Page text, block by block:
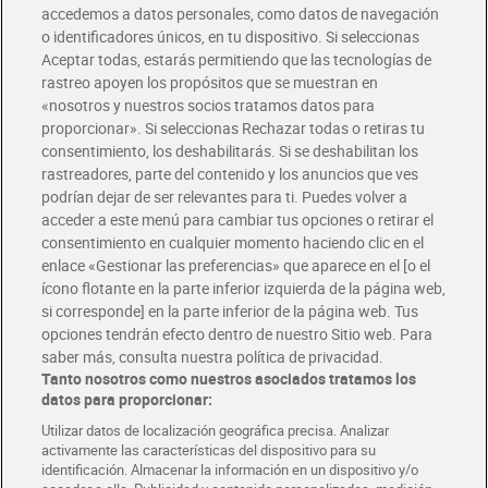
Envío gratis por compras superiores a 100€
Envío estandar por 4,99€
Glovo y Uber Eats
Solicita tu factura de Glovo o Uber Eats
Únete al CLUB Dia
Disfruta las ventajas y ofertas exclusivas.
Descárgate la APP Dia
Folletos y Tiendas
Descubre las mejores ofertas y busca tu tienda más cercana
Tarjeta MaX Dia
Te devuelve hasta 8€/mes de tus compras.
¡Solicita tu tarjeta de crédito aquí!
COMER MEJOR CADA DIA
accedemos a datos personales, como datos de navegación
o identificadores únicos, en tu dispositivo. Si seleccionas
Aceptar todas, estarás permitiendo que las tecnologías de
rastreo apoyen los propósitos que se muestran en
«nosotros y nuestros socios tratamos datos para
proporcionar». Si seleccionas Rechazar todas o retiras tu
consentimiento, los deshabilitarás. Si se deshabilitan los
rastreadores, parte del contenido y los anuncios que ves
podrían dejar de ser relevantes para ti. Puedes volver a
acceder a este menú para cambiar tus opciones o retirar el
consentimiento en cualquier momento haciendo clic en el
enlace «Gestionar las preferencias» que aparece en el [o el
ícono flotante en la parte inferior izquierda de la página web,
si corresponde] en la parte inferior de la página web. Tus
opciones tendrán efecto dentro de nuestro Sitio web. Para
saber más, consulta nuestra política de privacidad.
Tanto nosotros como nuestros asociados tratamos los
datos para proporcionar:
Utilizar datos de localización geográfica precisa. Analizar
activamente las características del dispositivo para su
identificación. Almacenar la información en un dispositivo y/o